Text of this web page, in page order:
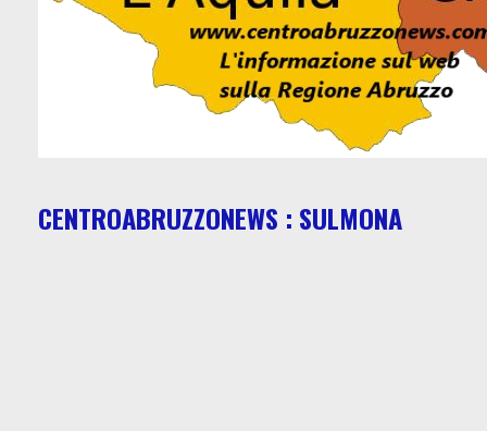
CENTROABRUZZONEWS : SULMONA